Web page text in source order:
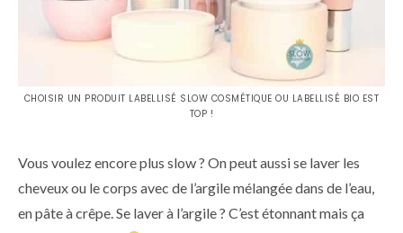
CHOISIR UN PRODUIT LABELLISÉ SLOW COSMÉTIQUE OU LABELLISÉ BIO EST
TOP !
Vous voulez encore plus slow ? On peut aussi se laver les
cheveux ou le corps avec de l’argile mélangée dans de l’eau,
en pâte à crêpe. Se laver à l’argile ? C’est étonnant mais ça